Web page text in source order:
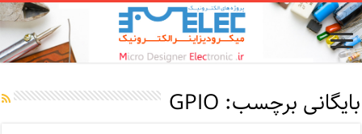
بایگانی برچسب: GPIO